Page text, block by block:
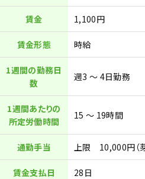
賃金 1,100円
賃金形態 時給
1週間の勤務日
数
週3 ～ 4日勤務
1週間あたりの
所定労働時間
15 ～ 19時間
通勤手当 上限 10,000円（
賃金支払日 28日